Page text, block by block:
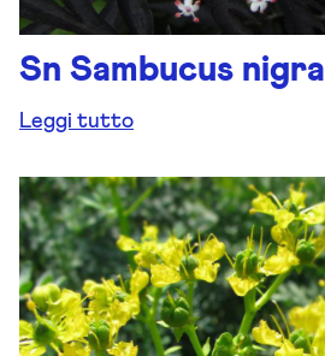
Sn Sambucus nigra
Leggi tutto